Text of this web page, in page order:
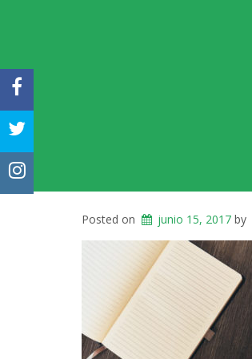
INSTAGRAM
Posted on junio 15, 2017 by